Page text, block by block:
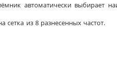
автоматически выбирает
сетка из 8 разнесенных частот.